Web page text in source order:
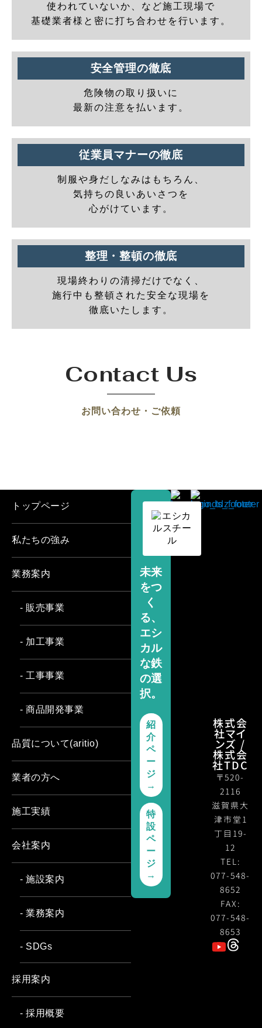
使われていないか、など施工現場で
基礎業者様と密に打ち合わせを行います。
安全管理の徹底
危険物の取り扱いに
最新の注意を払います。
従業員マナーの徹底
制服や身だしなみはもちろん、
気持ちの良いあいさつを
心がけています。
整理・整頓の徹底
現場終わりの清掃だけでなく、
施行中も整頓された安全な現場を
徹底いたします。
Contact Us
お問い合わせ・ご依頼
株式会
社マイ
ンズ /
株式会
社TDC
〒520-
2116
滋賀県大
津市堂1
丁目19-
12
TEL:
077-548-
8652
FAX:
077-548-
8653
未来
をつ
く
る、
エシ
カル
な鉄
の選
択。
紹
介
ペ
ー
ジ
→
特
設
ペ
ー
ジ
→
トップページ
私たちの強み
業務案内
- 販売事業
- 加工事業
- 工事事業
- 商品開発事業
品質について(aritio)
業者の方へ
施工実績
会社案内
- 施設案内
- 業務案内
- SDGs
採用案内
- 採用概要